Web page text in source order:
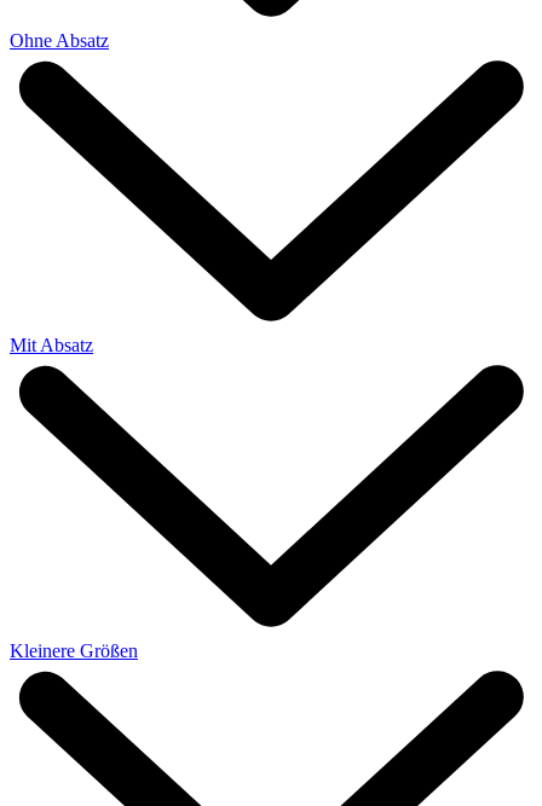
Ohne Absatz
Mit Absatz
Kleinere Größen